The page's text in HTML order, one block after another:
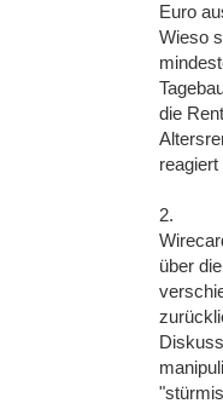
Euro
Wieso
die
2.
über